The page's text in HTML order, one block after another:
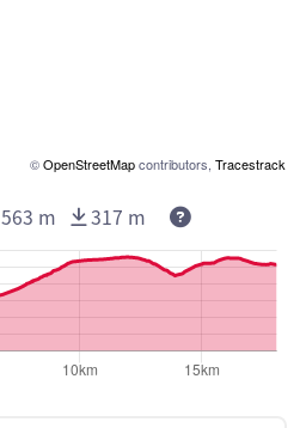
©OpenStreetMapcontributors, Tracestrack
563 m 317 m